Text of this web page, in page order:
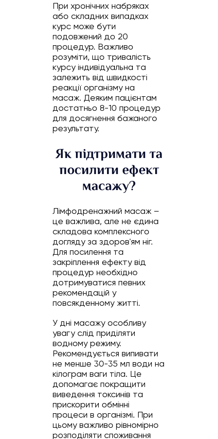
При хронічних набряках
або складних випадках
курс може бути
подовжений до 20
процедур. Важливо
розуміти, що тривалість
курсу індивідуальна та
залежить від швидкості
реакції організму на
масаж. Деяким пацієнтам
достатньо 8-10 процедур
для досягнення бажаного
результату.
Як підтримати та
посилити ефект
масажу?
Лімфодренажний масаж –
це важлива, але не єдина
складова комплексного
догляду за здоров'ям ніг.
Для посилення та
закріплення ефекту від
процедур необхідно
дотримуватися певних
рекомендацій у
повсякденному житті.
У дні масажу особливу
увагу слід приділяти
водному режиму.
Рекомендується випивати
не менше 30-35 мл води на
кілограм ваги тіла. Це
допомагає покращити
виведення токсинів та
прискорити обмінні
процеси в організмі. При
цьому важливо рівномірно
розподіляти споживання